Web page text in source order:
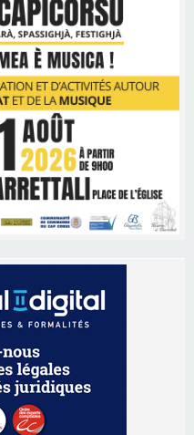
à Cruculi le